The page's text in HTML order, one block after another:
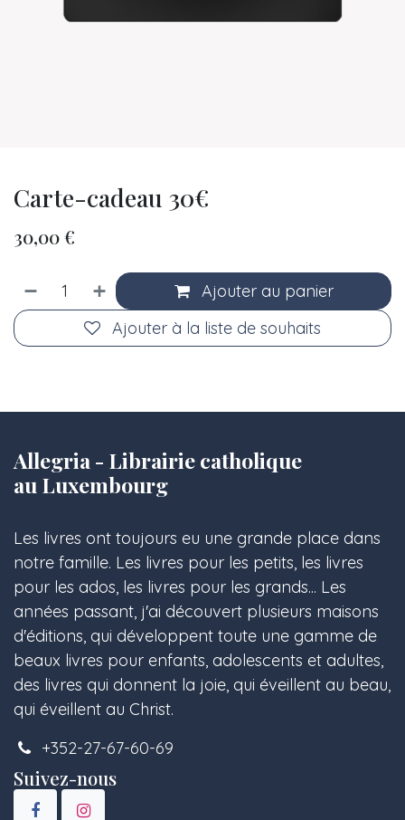
Carte-cadeau 30€
30,00€
Ajouter au panier
Ajouter à la liste de souhaits
Allegria - Librairie catholique
au Luxembourg
Les livres ont toujours eu une grande place dans
notre famille. Les livres pour les petits, les livres
pour les ados, les livres pour les grands... Les
années passant, j'ai découvert plusieurs maisons
d'éditions, qui développent toute une gamme de
beaux livres pour enfants, adolescents et adultes,
des livres qui donnent la joie, qui éveillent au beau,
qui éveillent au Christ.
+352-27-67-60-69
Suivez-nous